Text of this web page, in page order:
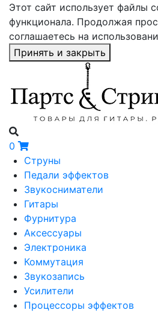
Этот сайт использует файлы
функционала. Продолжая
соглашаетесь на
Принять и закрыть
0
Струны
Педали эффектов
Звукосниматели
Гитары
Фурнитура
Аксессуары
Электроника
Коммутация
Звукозапись
Усилители
Процессоры эффектов